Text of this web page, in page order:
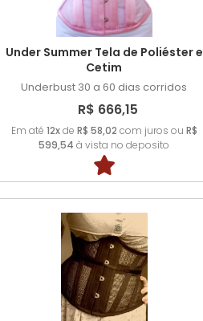
Under Summer Tela de Poliéster e
Cetim
Underbust 30 a 60 dias corridos
R$ 666,15
Em até 12xde R$ 58,02 com juros ou R$
599,54 à vista no deposito